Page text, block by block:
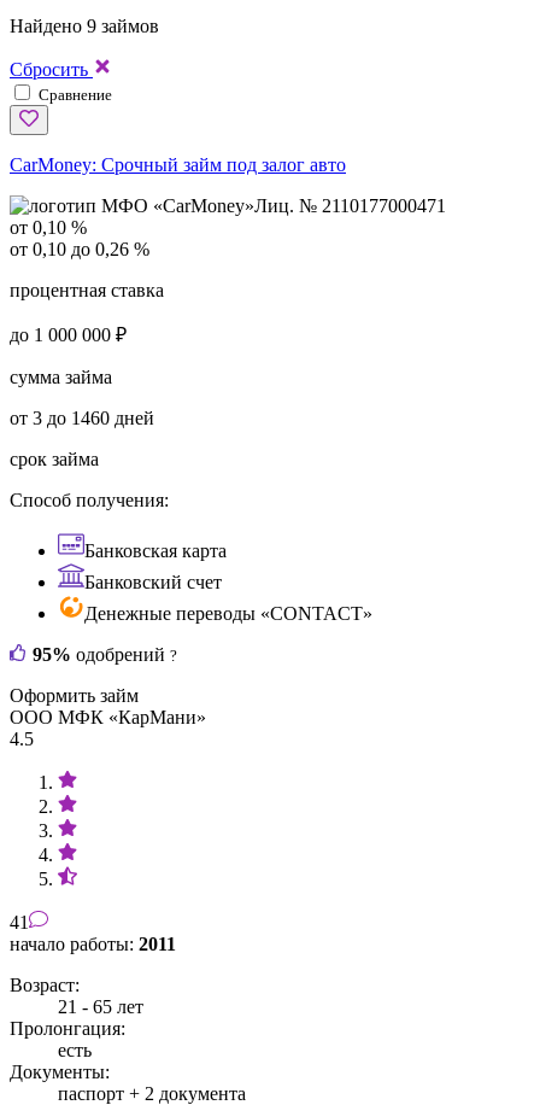
Найдено 9 займов
Сбросить
Сравнение
CarMoney: Срочный займ под залог авто
Лиц. № 2110177000471
от 0,10 %
от 0,10 до 0,26 %
процентная ставка
до 1 000 000 ₽
сумма займа
от 3 до 1460 дней
срок займа
Способ получения:
Банковская карта
Банковский счет
Денежные переводы «CONTACT»
95% одобрений ?
Оформить займ
ООО МФК «КарМани»
4.5
41
начало работы: 2011
Возраст:
21 - 65 лет
Пролонгация:
есть
Документы:
паспорт + 2 документа